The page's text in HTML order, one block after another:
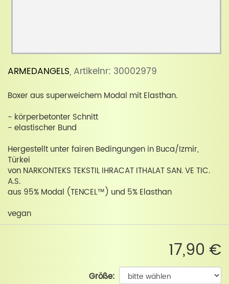
ARMEDANGELS, Artikelnr: 30002979
Boxer aus superweichem Modal mit Elasthan.
- körperbetonter Schnitt
- elastischer Bund
Hergestellt unter fairen Bedingungen in Buca/Izmir,
Türkei
von NARKONTEKS TEKSTIL IHRACAT ITHALAT SAN. VE TIC.
A.S.
aus 95% Modal (TENCEL™) und 5% Elasthan
vegan
17,90 €
Größe: